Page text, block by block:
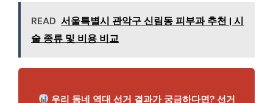
READ 서울특별시 관악구 신림동 피부과 추천 | 시
술 종류 및 비용 비교
우리 동네 역대 선거 결과가 궁금하다면? 선거